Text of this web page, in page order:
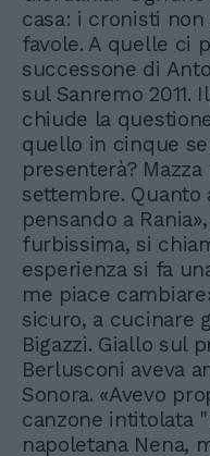
casa: i cronisti
favole. A quelle ci
successone di
sul Sanremo 2011.
chiude la
quello in cinque
presenterà?
settembre. Quanto
pensando a
furbissima, si
esperienza si fa
me piace
sicuro, a cucinare
Bigazzi. Giallo sul
Berlusconi aveva
Sonora. «Avevo
canzone intitolata
napoletana Nena,